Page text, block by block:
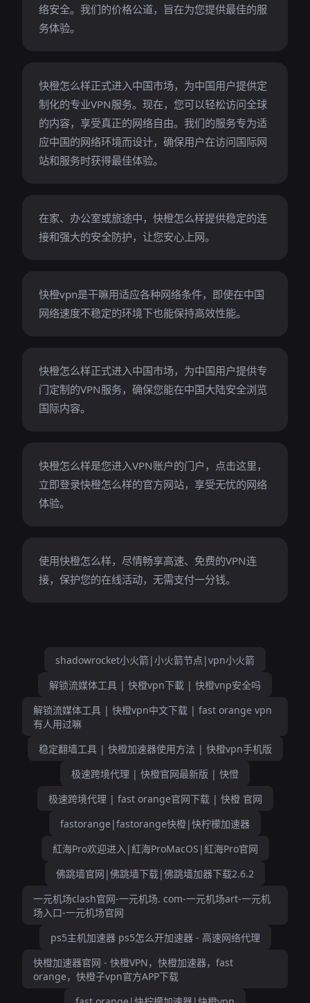
络安全。我们的价格公道，旨在为您提供最佳的服
务体验。
快橙怎么样正式进入中国市场，为中国用户提供定
制化的专业VPN服务。现在，您可以轻松访问全球
的内容，享受真正的网络自由。我们的服务专为适
应中国的网络环境而设计，确保用户在访问国际网
站和服务时获得最佳体验。
在家、办公室或旅途中，快橙怎么样提供稳定的连
接和强大的安全防护，让您安心上网。
快橙vpn是干嘛用适应各种网络条件，即使在中国
网络速度不稳定的环境下也能保持高效性能。
快橙怎么样正式进入中国市场，为中国用户提供专
门定制的VPN服务，确保您能在中国大陆安全浏览
国际内容。
快橙怎么样是您进入VPN账户的门户，点击这里，
立即登录快橙怎么样的官方网站，享受无忧的网络
体验。
使用快橙怎么样，尽情畅享高速、免费的VPN连
接，保护您的在线活动，无需支付一分钱。
shadowrocket小火箭|小火箭节点|vpn小火箭
解锁流媒体工具 | 快橙vpn下載 | 快橙vnp安全吗
解锁流媒体工具 | 快橙vpn中文下载 | fast orange vpn
有人用过嘛
稳定翻墙工具 | 快橙加速器使用方法 | 快橙vpn手机版
极速跨境代理 | 快橙官网最新版 | 快憕
极速跨境代理 | fast orange官网下载 | 快橙 官网
fastorange|fastorange快橙|快柠檬加速器
紅海Pro欢迎进入|紅海ProMacOS|紅海Pro官网
佛跳墙官网|佛跳墙下载|佛跳墙加器下载2.6.2
一元机场clash官网-一元机场. com-一元机场art-一元机
场入口-一元机场官网
ps5主机加速器 ps5怎么开加速器 - 高速网络代理
快橙加速器官网 - 快橙VPN，快橙加速器，fast
orange，快橙子vpn官方APP下载